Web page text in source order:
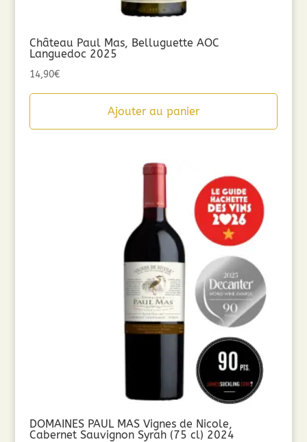
Château Paul Mas, Belluguette AOC
Languedoc 2025
14,90€
Ajouter au panier
DOMAINES PAUL MAS Vignes de Nicole,
Cabernet Sauvignon Syrah (75 cl) 2024